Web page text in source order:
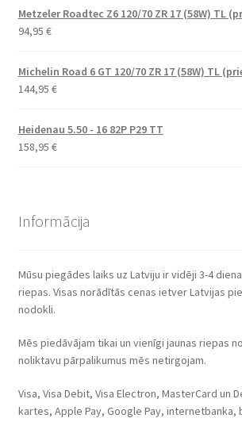
Metzeler Roadtec Z6 120/70 ZR 17 (58W) TL
94,95 €
Michelin Road 6 GT 120/70 ZR 17 (58W) TL
144,95 €
Heidenau 5.50 - 16 82P P29 TT
158,95 €
Informācija
Mūsu piegādes laiks uz Latviju ir vidēji 3-4
riepas. Visas norādītās cenas ietver Latvijas
nodokli.
Mēs piedāvājam tikai un vienīgi jaunas riepas
noliktavu pārpalikumus mēs netirgojam.
Visa, Visa Debit, Visa Electron, MasterCard un
kartes, Apple Pay, Google Pay, internetbanka,